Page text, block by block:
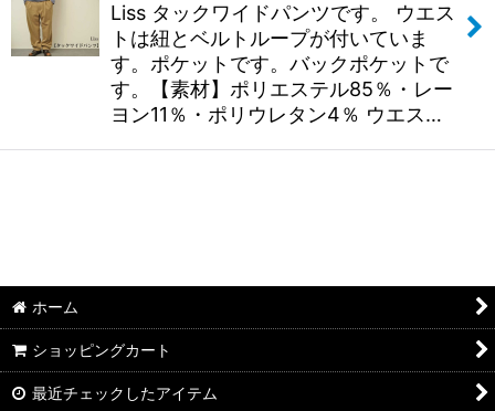
Liss タックワイドパンツです。 ウエス
トは紐とベルトループが付いていま
す。ポケットです。バックポケットで
す。【素材】ポリエステル85％・レー
ヨン11％・ポリウレタン4％ ウエス…
ホーム
ショッピングカート
最近チェックしたアイテム